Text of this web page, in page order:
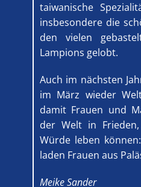
taiwanische
insbesondere die
den vielen
Lampions gelobt.
Auch im nächsten
im März wieder
damit Frauen und
der Welt in
Würde leben
laden Frauen aus
Meike Sander